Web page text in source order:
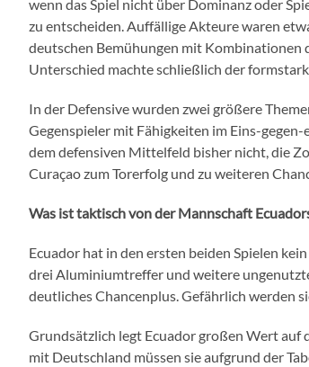
wenn das Spiel nicht über Dominanz oder
zu entscheiden. Auffällige Akteure waren
deutschen Bemühungen mit Kombinationen
Unterschied machte schließlich der
In der Defensive wurden zwei größere
Gegenspieler mit Fähigkeiten im Eins-
dem defensiven Mittelfeld bisher nicht, die
Curaçao zum Torerfolg und zu weiteren
Was ist taktisch von der Mannschaft
Ecuador hat in den ersten beiden Spielen
drei Aluminiumtreffer und weitere
deutliches Chancenplus. Gefährlich werden
Grundsätzlich legt Ecuador großen Wert auf
mit Deutschland müssen sie aufgrund der